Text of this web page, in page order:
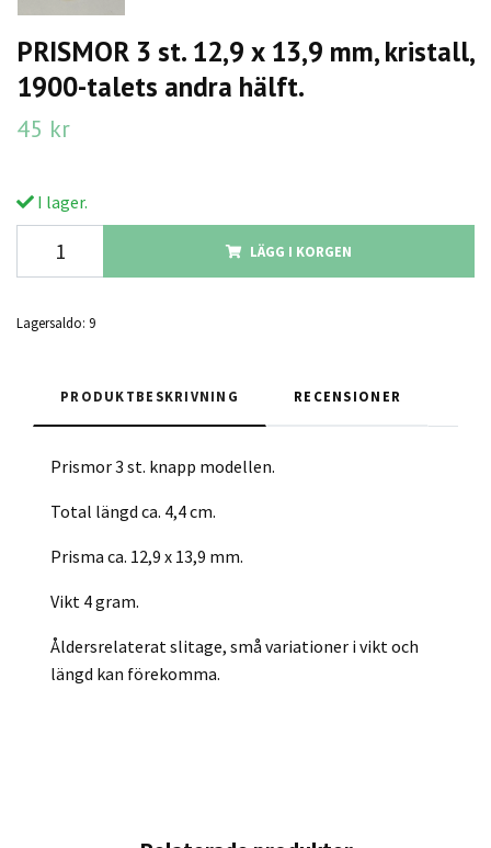
PRISMOR 3 st. 12,9 x 13,9 mm, kristall,
1900-talets andra hälft.
45 kr
I lager.
LÄGG I KORGEN
Lagersaldo: 9
PRODUKTBESKRIVNING RECENSIONER
Prismor 3 st. knapp modellen.
Total längd ca. 4,4 cm.
Prisma ca. 12,9 x 13,9 mm.
Vikt 4 gram.
Åldersrelaterat slitage, små variationer i vikt och
längd kan förekomma.